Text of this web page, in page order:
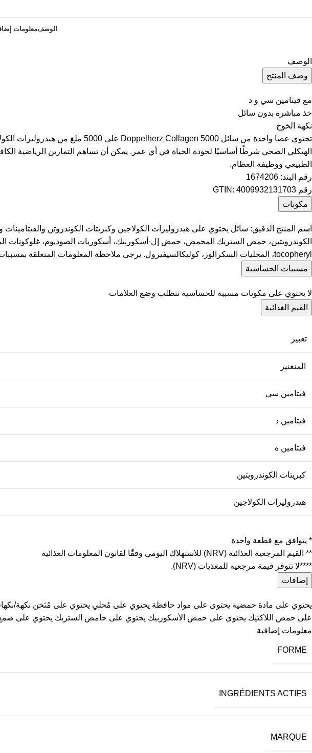
الوصفمعلومات
الوصف
وصف المنتج
مع فيتامين سي و د
خذ مباشرة بدون سائل
نكهة الخوخ
الطبيعي ووظيفة العظام.
رقم البند: 1674206
رقم GTIN: 4009932131703
مكونات
اسم المنتج الدقيق: سائل يحتوي على هيدروليزات الكولاجين وكبريتات الكوندروتن
tocopheryl، المحليات السكرالوز، كوليكالسيفيرول. يرجى ملاحظة المعلومات المتعلقة بمسببات الحساسية.
مسببات الحساسية
لا يحتوي على مكونات مسببة للحساسية تتطلب وضع العلامات
القيم الغذائية
تعبير
المنغنيز
فيتامين سي
فيتامين د
فيتامين ه
كبريتات الكوندرويتين
هيدروليزات الكولاجين
* يتوافق مع قطعة واحدة
** القيم المرجعية الغذائية (NRV) للاستهلاك اليومي وفقًا لقانون المعلومات الغذائية
****لا تتوفر قيمة مرجعية للمغذيات (NRV).
إضافات
يحتوي على مادة حمضية يحتوي على مواد حافظة يحتوي على مُحلي يحتوي على مُثخن نكهة/
على حمض اللاكتيك يحتوي على حمض الأسكوربيك يحتوي على حامض الستريك يحتوي على صمغ
معلومات إضافية
FORME
INGRÉDIENTS ACTIFS
MARQUE